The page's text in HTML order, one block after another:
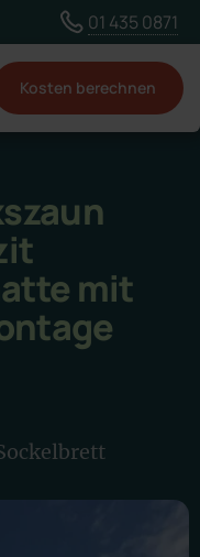
für deinen01 435 0871
Kosten berechnen
mit